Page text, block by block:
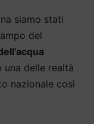
siamo stati
del
una delle realtà
nazionale così